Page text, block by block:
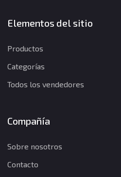
Elementos del sitio
Productos
Categorías
Todos los vendedores
Compañía
Sobre nosotros
Contacto